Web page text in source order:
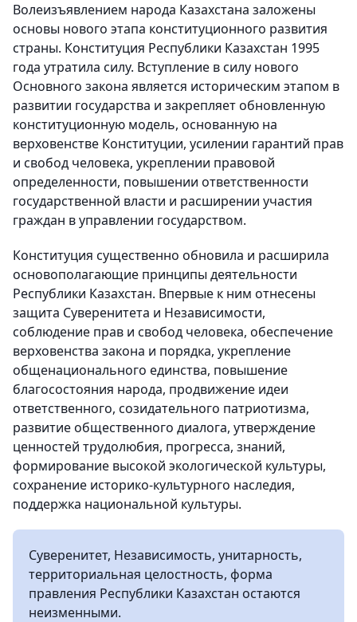
Волеизъявлением народа Казахстана заложены
основы нового этапа конституционного развития
страны. Конституция Республики Казахстан 1995
года утратила силу. Вступление в силу нового
Основного закона является историческим этапом в
развитии государства и закрепляет обновленную
конституционную модель, основанную на
верховенстве Конституции, усилении гарантий прав
и свобод человека, укреплении правовой
определенности, повышении ответственности
государственной власти и расширении участия
граждан в управлении государством.
Конституция существенно обновила и расширила
основополагающие принципы деятельности
Республики Казахстан. Впервые к ним отнесены
защита Суверенитета и Независимости,
соблюдение прав и свобод человека, обеспечение
верховенства закона и порядка, укрепление
общенационального единства, повышение
благосостояния народа, продвижение идеи
ответственного, созидательного патриотизма,
развитие общественного диалога, утверждение
ценностей трудолюбия, прогресса, знаний,
формирование высокой экологической культуры,
сохранение историко-культурного наследия,
поддержка национальной культуры.
Суверенитет, Независимость, унитарность,
территориальная целостность, форма
правления Республики Казахстан остаются
неизменными.